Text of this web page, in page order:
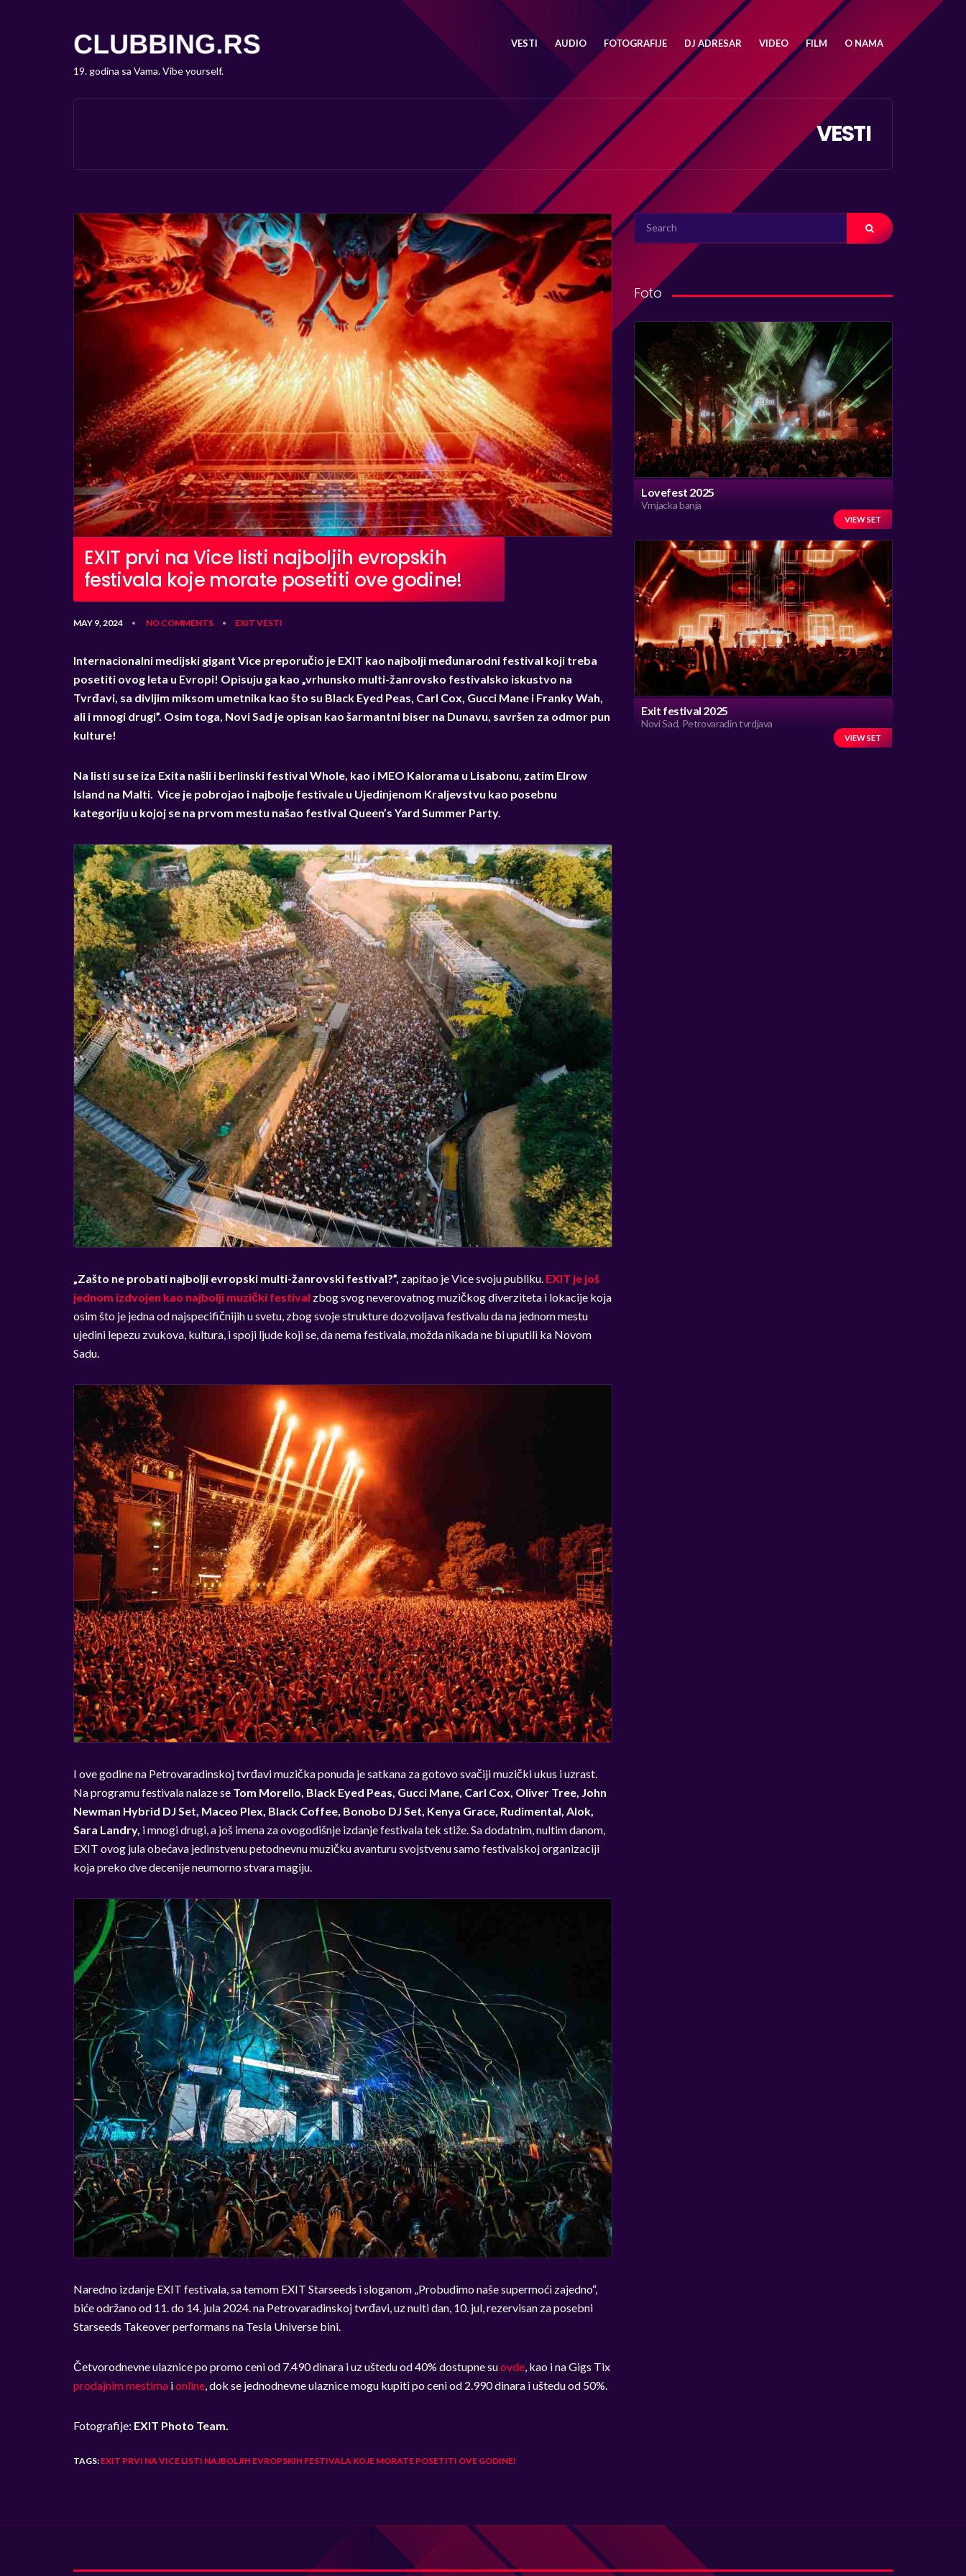
19. godina sa Vama. Vibe yourself.
VESTI AUDIO FOTOGRAFIJE DJ ADRESAR VIDEO FILM O NAMA
VESTI
EXIT prvi na Vice listi najboljih evropskih
festivala koje morate posetiti ove godine!
MAY 9, 2024 • NO COMMENTS • EXIT VESTI
Internacionalni medijski gigant Vice preporučio je EXIT kao najbolji međunarodni festival koji treba
posetiti ovog leta u Evropi! Opisuju ga kao „vrhunsko multi-žanrovsko festivalsko iskustvo na
Tvrđavi, sa divljim miksom umetnika kao što su Black Eyed Peas, Carl Cox, Gucci Mane i Franky Wah,
ali i mnogi drugi”. Osim toga, Novi Sad je opisan kao šarmantni biser na Dunavu, savršen za odmor pun
kulture!
Na listi su se iza Exita našli i berlinski festival Whole, kao i MEO Kalorama u Lisabonu, zatim Elrow
Island na Malti. Vice je pobrojao i najbolje festivale u Ujedinjenom Kraljevstvu kao posebnu
kategoriju u kojoj se na prvom mestu našao festival Queen’s Yard Summer Party.
„Zašto ne probati najbolji evropski multi-žanrovski festival?”, zapitao je Vice svoju publiku. EXIT je još
jednom izdvojen kao najbolji muzički festival zbog svog neverovatnog muzičkog diverziteta i lokacije koja
osim što je jedna od najspecifičnijih u svetu, zbog svoje strukture dozvoljava festivalu da na jednom mestu
ujedini lepezu zvukova, kultura, i spoji ljude koji se, da nema festivala, možda nikada ne bi uputili ka Novom
Sadu.
I ove godine na Petrovaradinskoj tvrđavi muzička ponuda je satkana za gotovo svačiji muzički ukus i uzrast.
Na programu festivala nalaze se Tom Morello, Black Eyed Peas, Gucci Mane, Carl Cox, Oliver Tree, John
Newman Hybrid DJ Set, Maceo Plex, Black Coffee, Bonobo DJ Set, Kenya Grace, Rudimental, Alok,
Sara Landry, i mnogi drugi, a još imena za ovogodišnje izdanje festivala tek stiže. Sa dodatnim, nultim danom,
EXIT ovog jula obećava jedinstvenu petodnevnu muzičku avanturu svojstvenu samo festivalskoj organizaciji
koja preko dve decenije neumorno stvara magiju.
Naredno izdanje EXIT festivala, sa temom EXIT Starseeds i sloganom „Probudimo naše supermoći zajedno“,
biće održano od 11. do 14. jula 2024. na Petrovaradinskoj tvrđavi, uz nulti dan, 10. jul, rezervisan za posebni
Starseeds Takeover performans na Tesla Universe bini.
Četvorodnevne ulaznice po promo ceni od 7.490 dinara i uz uštedu od 40% dostupne suovde, kao i na Gigs Tix
prodajnim mestima ionline, dok se jednodnevne ulaznice mogu kupiti po ceni od 2.990 dinara i uštedu od 50%.
Fotografije: EXIT Photo Team.
TAGS: EXIT PRVI NA VICE LISTI NAJBOLJIH EVROPSKIH FESTIVALA KOJE MORATE POSETITI OVE GODINE!
SEARCH
FOR:
Foto
Lovefest 2025
Vrnjacka banja
VIEW SET
Exit festival 2025
Novi Sad, Petrovaradin tvrdjava
VIEW SET